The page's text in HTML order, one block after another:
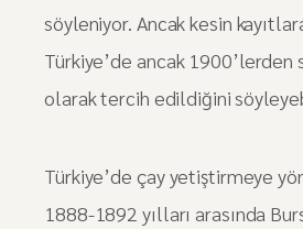
söyleniyor. Ancak kesin
Türkiye’de ancak 1900’lerden
olarak tercih edildiğini
Türkiye’de çay yetiştirmeye
1888-1892 yılları arasında